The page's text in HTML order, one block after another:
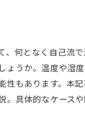
、何となく自己流
ょうか。温度や湿
性もあります。本
。具体的なケース